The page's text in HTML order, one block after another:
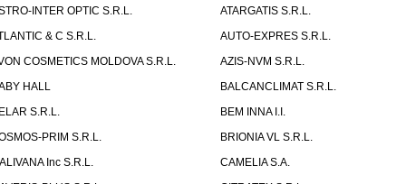
INTER OPTIC S.R.L.
ATARGATIS S.R.L.
& C S.R.L.
AUTO-EXPRES S.R.L.
COSMETICS MOLDOVA S.R.L.
AZIS-NVM S.R.L.
HALL
BALCANCLIMAT S.R.L.
S.R.L.
BEM INNA I.I.
PRIM S.R.L.
BRIONIA VL S.R.L.
Inc S.R.L.
CAMELIA S.A.